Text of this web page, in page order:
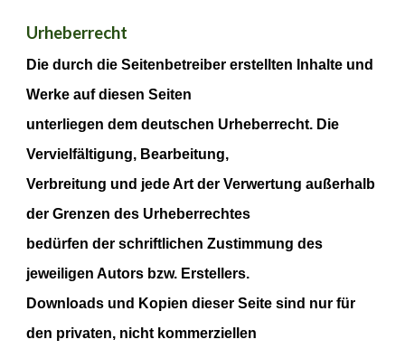
Urheberrecht
Die durch die Seitenbetreiber erstellten Inhalte und
Werke auf diesen Seiten
unterliegen dem deutschen Urheberrecht. Die
Vervielfältigung, Bearbeitung,
Verbreitung und jede Art der Verwertung außerhalb
der Grenzen des Urheberrechtes
bedürfen der schriftlichen Zustimmung des
jeweiligen Autors bzw. Erstellers.
Downloads und Kopien dieser Seite sind nur für
den privaten, nicht kommerziellen